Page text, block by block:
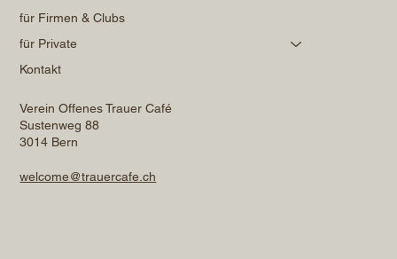
für Firmen & Clubs
für Private
Kontakt
Verein Offenes Trauer Café
Sustenweg 88
3014 Bern
welcome@trauercafe.ch